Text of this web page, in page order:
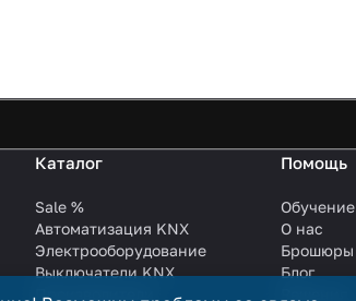
Каталог
Sale %
Автоматизация KNX
Электрооборудование
Выключатели KNX
Производители
Помощь
Обучение
О нас
Брошюры
Блог